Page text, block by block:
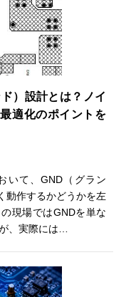
）設計とは？ノイ
適化のポイントを
いて、GND（グラン
動作するかどうかを左
現場ではGNDを単な
、実際には…